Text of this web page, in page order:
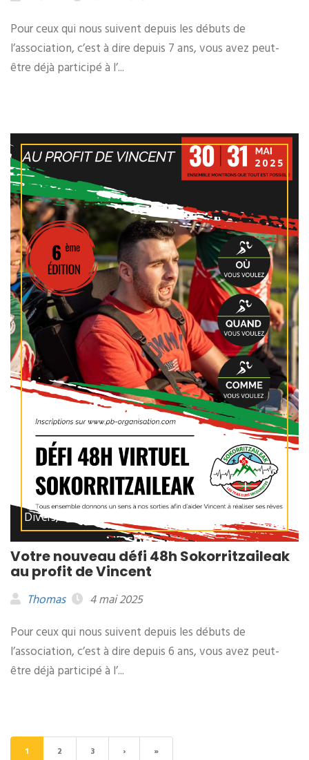
Pour ceux qui nous suivent depuis les débuts de
l’association, c’est à dire depuis 7 ans, vous avez peut-
être déjà participé à l’...
Divers, L'association
Votre nouveau défi 48h Sokorritzaileak
au profit de Vincent
Thomas
4 mai 2025
Pour ceux qui nous suivent depuis les débuts de
l’association, c’est à dire depuis 6 ans, vous avez peut-
être déjà participé à l’...
1 2 3 › »